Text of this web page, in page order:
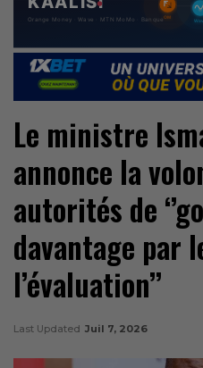
Le ministre
annonce la
autorités de
davantage par
l’évaluation’’
Last Updated Juil 7, 2026